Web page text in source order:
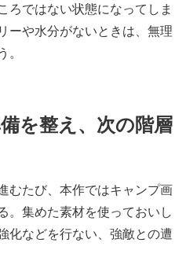
ろではない状態になってしま
ーや水分がないときは、無理
を整え、次の階層
むたび、本作ではキャンプ画
。集めた素材を使っておいし
化などを行ない、強敵との遭